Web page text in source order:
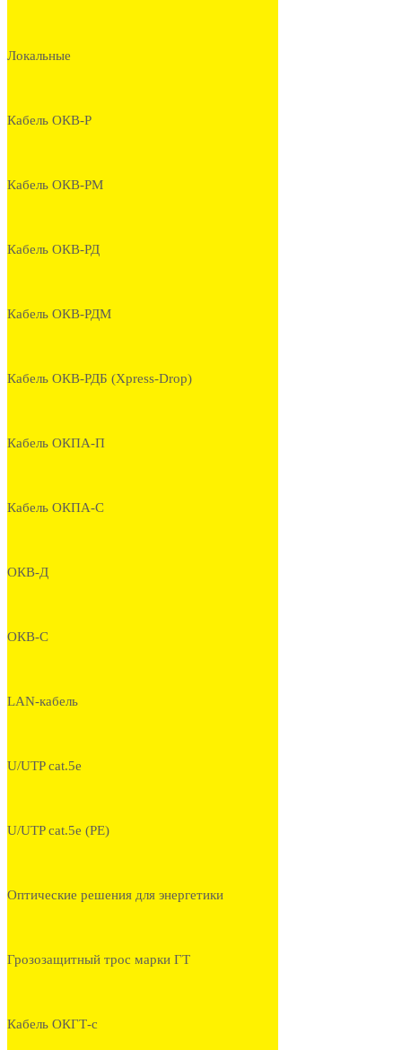
Локальные
Кабель ОКВ-Р
Кабель ОКВ-РМ
Кабель ОКВ-РД
Кабель ОКВ-РДМ
Кабель ОКВ-РДБ (Xpress-Drop)
Кабель ОКПА-П
Кабель ОКПА-С
ОКВ-Д
ОКВ-С
LAN-кабель
U/UTP cat.5e
U/UTP cat.5e (PE)
Оптические решения для энергетики
Грозозащитный трос марки ГТ
Кабель ОКГТ-с